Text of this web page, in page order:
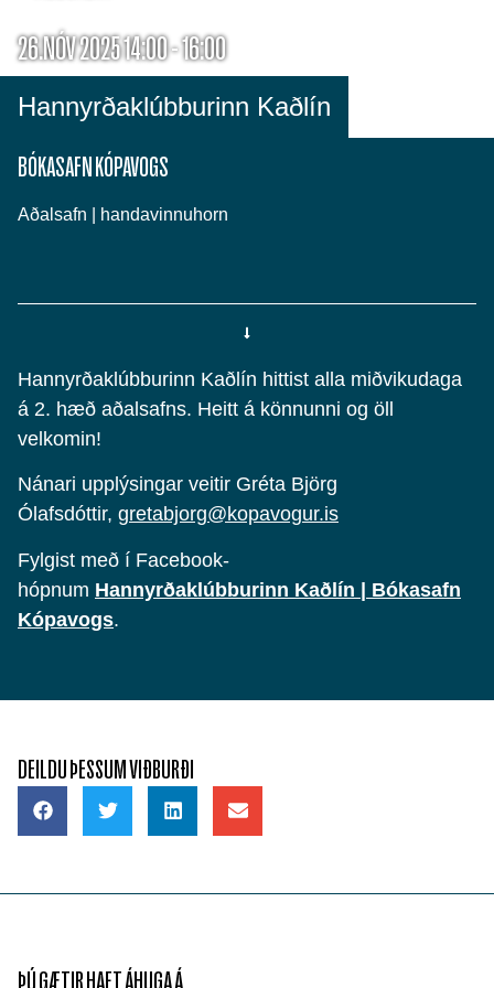
26.NÓV 2025 14:00 - 16:00
Hannyrðaklúbburinn Kaðlín
BÓKASAFN KÓPAVOGS
Aðalsafn | handavinnuhorn
Hannyrðaklúbburinn Kaðlín hittist alla miðvikudaga
á 2. hæð aðalsafns. Heitt á könnunni og öll
velkomin!
Nánari upplýsingar veitir Gréta Björg
Ólafsdóttir, gretabjorg@kopavogur.is
Fylgist með í Facebook-
hópnum Hannyrðaklúbburinn Kaðlín | Bókasafn
Kópavogs.
DEILDU ÞESSUM VIÐBURÐI
ÞÚ GÆTIR HAFT ÁHUGA Á